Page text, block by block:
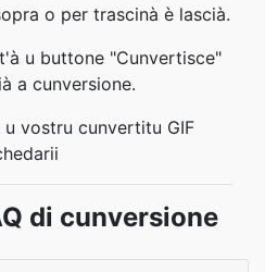
o per trascinà è lascià.
u buttone "Cunvertisce"
a cunversione.
u vostru cunvertitu GIF
di cunversione